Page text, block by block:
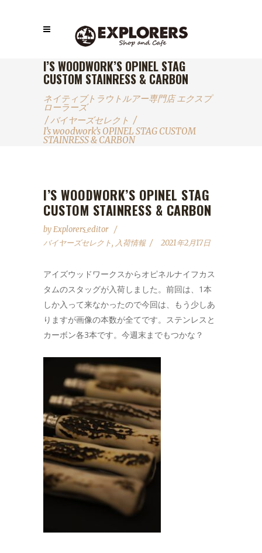
I’S WOODWORK’S OPINEL STAG
CUSTOM STAINRESS & CARBON
ネイティブトラウトルアー専門店 エクスプ
ローラーズ
/バイヤーズセレクト /
I’s woodwork’s OPINEL STAG CUSTOM
STAINRESS & CARBON
I’S WOODWORK’S OPINEL STAG
CUSTOM STAINRESS & CARBON
byExplorers_editor
バイヤーズセレクト, 入荷情報 2021年2月17日
アイズウッドワークスからオピネルナイフカス
タムのスタッグが入荷しました。前回は、1本
しか入って来なかったので今回は、もう少しあ
りますが画像の本数が全てです。ステンレスと
カーボン各3本です。今週末までもつかな？